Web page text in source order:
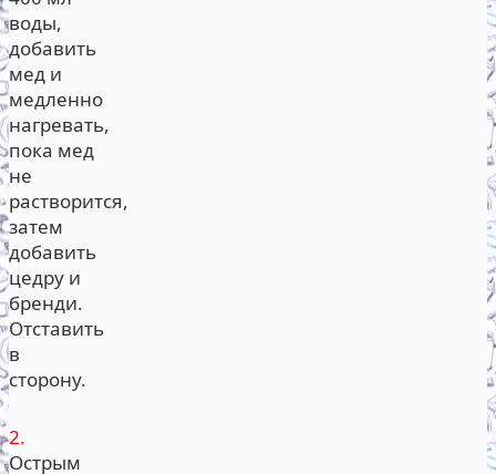
воды,
добавить
мед и
медленно
нагревать,
пока мед
не
растворится,
затем
добавить
цедру и
бренди.
Отставить
в
сторону.
2.
Острым